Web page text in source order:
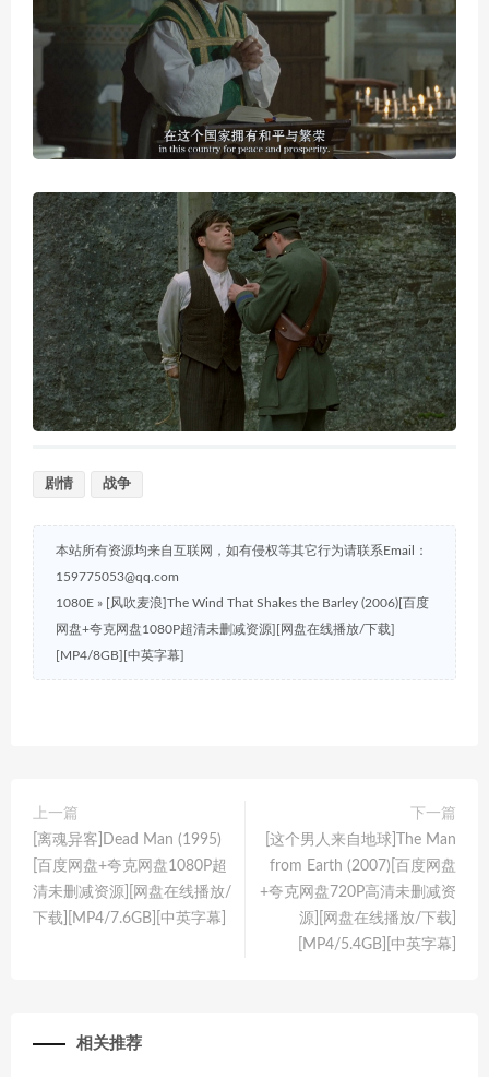
剧情 战争
本站所有资源均来自互联网，如有侵权等其它行为请联系Email：
159775053@qq.com
1080E » [风吹麦浪]The Wind That Shakes the Barley (2006)[百度
网盘+夸克网盘1080P超清未删减资源][网盘在线播放/下载]
[MP4/8GB][中英字幕]
上一篇
[离魂异客]Dead Man (1995)
[百度网盘+夸克网盘1080P超
清未删减资源][网盘在线播放/
下载][MP4/7.6GB][中英字幕]
下一篇
[这个男人来自地球]The Man
from Earth (2007)[百度网盘
+夸克网盘720P高清未删减资
源][网盘在线播放/下载]
[MP4/5.4GB][中英字幕]
相关推荐